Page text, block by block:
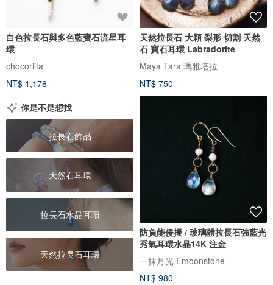
白色拉長石與多色藍寶石流星耳
環
chocoriita
NT$ 1,178
天然拉長石 大顆 梨形 切割 天然
石 寶石耳環 Labradorite
Maya Tara 瑪雅塔拉
NT$ 750
你是不是想找
拉長石飾品
天然石耳環
拉長石水晶耳環
天然拉長石耳環
防負能侵擾 / 玻璃體拉長石強藍光
秀氣耳環水晶14K 注金
一抹月光 Emoonstone
NT$ 980